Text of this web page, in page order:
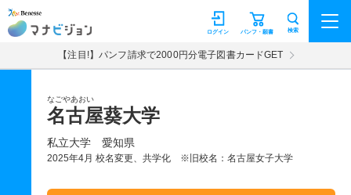
マナビジョン パンフ・願書
ログイン 検索
【注目!】パンフ請求で2000円分電子図書カードGET
なごやあおい
名古屋葵大学
私立大学 愛知県
2025年4月 校名変更、共学化 ※旧校名：名古屋女子大学